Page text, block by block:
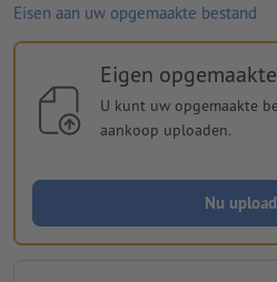
Eisen aan uw opgemaakte bestand
Eigen
U kunt uw opgemaakte
aankoop uploaden.
Nu